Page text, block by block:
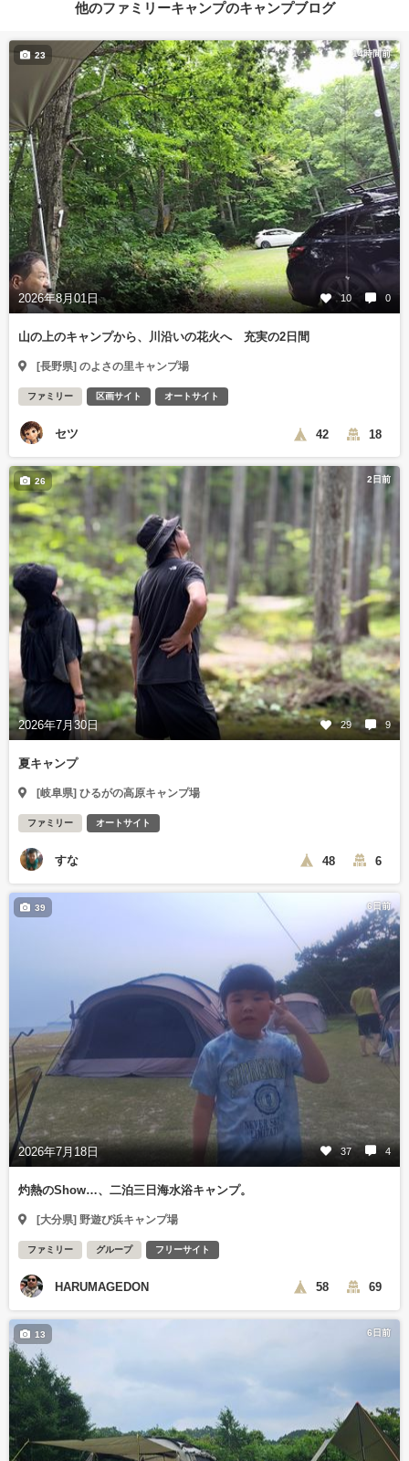
他のファミリーキャンプのキャンプブログ
14時間前
2026年8月01日 10 0
23
山の上のキャンプから、川沿いの花火へ 充実の2日間
[長野県] のよさの里キャンプ場
ファミリー 区画サイト オートサイト
セツ 42 18
2日前
2026年7月30日 29 9
26
夏キャンプ
[岐阜県] ひるがの高原キャンプ場
ファミリー オートサイト
すな 48 6
6日前
2026年7月18日 37 4
39
灼熱のShow…、二泊三日海水浴キャンプ。
[大分県] 野遊び浜キャンプ場
ファミリー グループ フリーサイト
HARUMAGEDON 58 69
6日前
13